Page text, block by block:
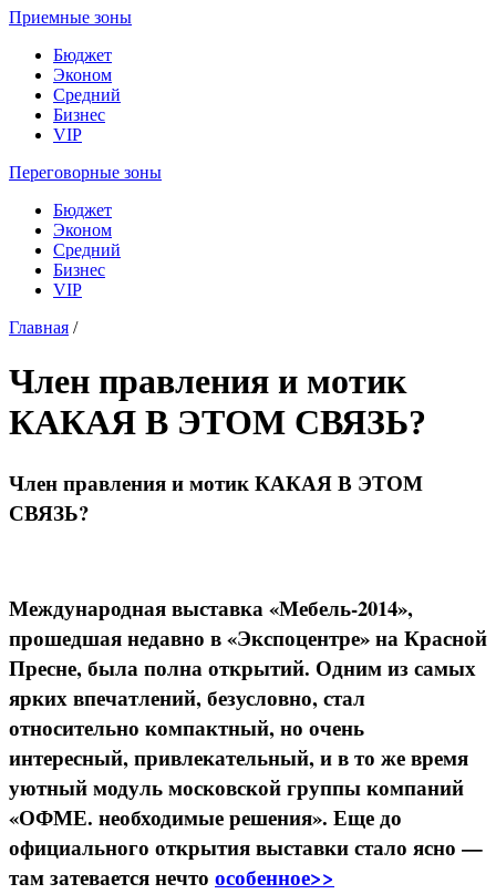
Приемные зоны
Бюджет
Эконом
Средний
Бизнес
VIP
Переговорные зоны
Бюджет
Эконом
Средний
Бизнес
VIP
Главная /
Член правления и мотик
КАКАЯ В ЭТОМ СВЯЗЬ?
Член правления и мотик КАКАЯ В ЭТОМ
СВЯЗЬ?
Международная выставка «Мебель-2014»,
прошедшая недавно в «Экспоцентре» на Красной
Пресне, была полна открытий. Одним из самых
ярких впечатлений, безусловно, стал
относительно компактный, но очень
интересный, привлекательный, и в то же время
уютный модуль московской группы компаний
«ОФМЕ. необходимые решения». Еще до
официального открытия выставки стало ясно —
там затевается нечто особенное>>